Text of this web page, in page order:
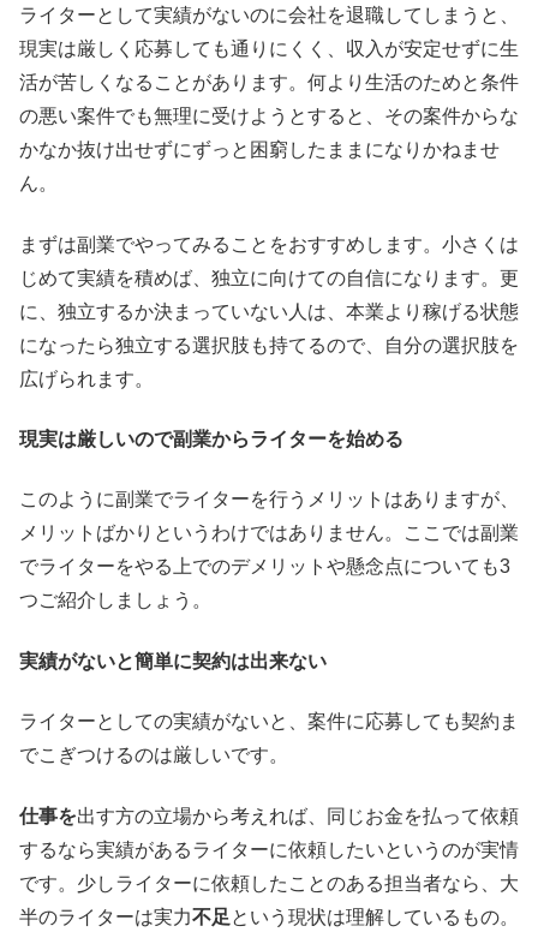
ライターとして実績がないのに会社を退職してしまうと、
現実は厳しく応募しても通りにくく、収入が安定せずに生
活が苦しくなることがあります。何より生活のためと条件
の悪い案件でも無理に受けようとすると、その案件からな
かなか抜け出せずにずっと困窮したままになりかねませ
ん。
まずは副業でやってみることをおすすめします。小さくは
じめて実績を積めば、独立に向けての自信になります。更
に、独立するか決まっていない人は、本業より稼げる状態
になったら独立する選択肢も持てるので、自分の選択肢を
広げられます。
現実は厳しいので副業からライターを始める
このように副業でライターを行うメリットはありますが、
メリットばかりというわけではありません。ここでは副業
でライターをやる上でのデメリットや懸念点についても3
つご紹介しましょう。
実績がないと簡単に契約は出来ない
ライターとしての実績がないと、案件に応募しても契約ま
でこぎつけるのは厳しいです。
仕事を出す方の立場から考えれば、同じお金を払って依頼
するなら実績があるライターに依頼したいというのが実情
です。少しライターに依頼したことのある担当者なら、大
半のライターは実力不足 という現状は理解しているもの。